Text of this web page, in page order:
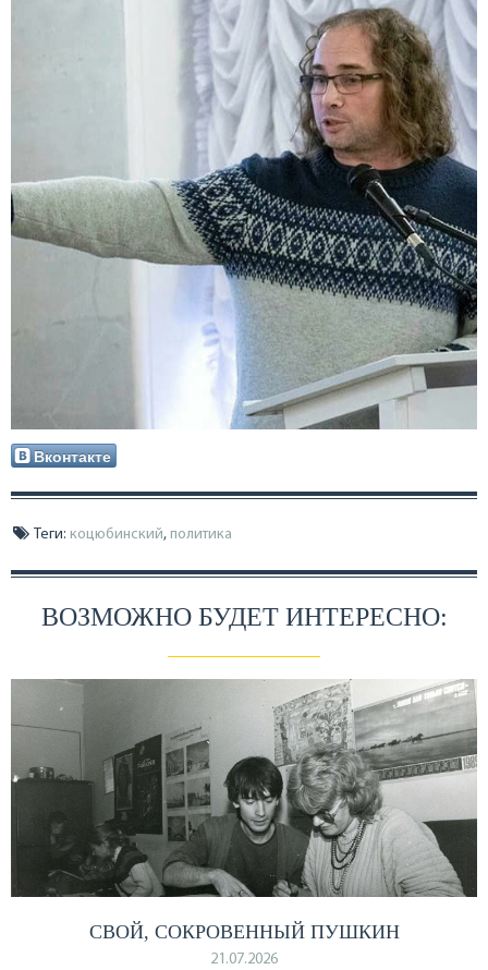
Вконтакте
Теги: коцюбинский, политика
ВОЗМОЖНО БУДЕТ ИНТЕРЕСНО:
СВОЙ, СОКРОВЕННЫЙ ПУШКИН
21.07.2026